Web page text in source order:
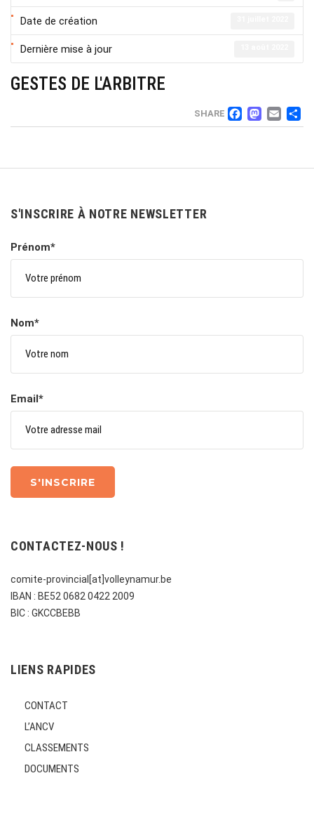
Date de création
Dernière mise à jour
GESTES DE L'ARBITRE
SHARE
S'INSCRIRE À NOTRE NEWSLETTER
Prénom*
Nom*
Email*
CONTACTEZ-NOUS !
comite-provincial[at]volleynamur.be
IBAN : BE52 0682 0422 2009
BIC : GKCCBEBB
LIENS RAPIDES
CONTACT
L’ANCV
CLASSEMENTS
DOCUMENTS